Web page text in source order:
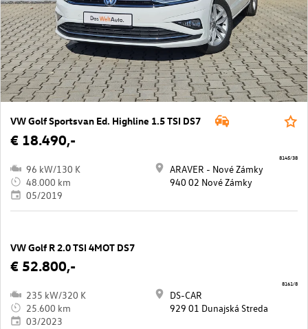
VW Golf Sportsvan Ed. Highline 1.5 TSI DS7
€ 18.490,-
96 kW/130 K
48.000 km
05/2019
ARAVER - Nové Zámky
940 02 Nové Zámky
8145/38
VW Golf R 2.0 TSI 4MOT DS7
€ 52.800,-
235 kW/320 K
25.600 km
03/2023
DS-CAR
929 01 Dunajská Streda
8161/8